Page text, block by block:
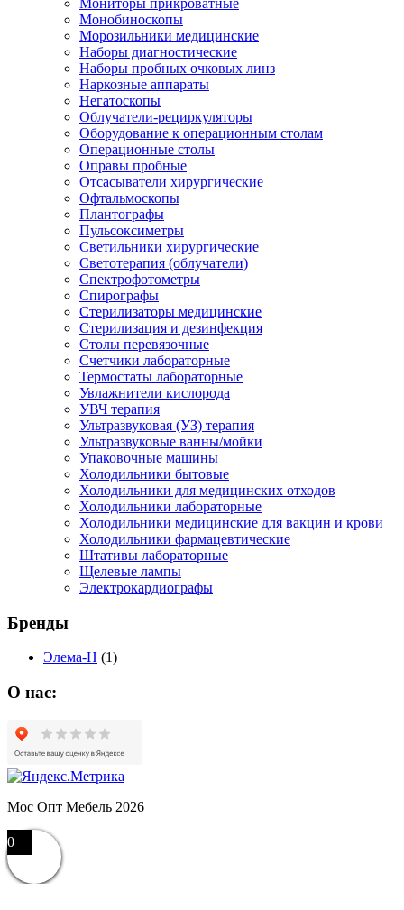
Мониторы прикроватные
Монобиноскопы
Морозильники медицинские
Наборы диагностические
Наборы пробных очковых линз
Наркозные аппараты
Негатоскопы
Облучатели-рециркуляторы
Оборудование к операционным столам
Операционные столы
Оправы пробные
Отсасыватели хирургические
Офтальмоскопы
Плантографы
Пульсоксиметры
Светильники хирургические
Светотерапия (облучатели)
Спектрофотометры
Спирографы
Стерилизаторы медицинские
Стерилизация и дезинфекция
Столы перевязочные
Счетчики лабораторные
Термостаты лабораторные
Увлажнители кислорода
УВЧ терапия
Ультразвуковая (УЗ) терапия
Ультразвуковые ванны/мойки
Упаковочные машины
Холодильники бытовые
Холодильники для медицинских отходов
Холодильники лабораторные
Холодильники медицинские для вакцин и крови
Холодильники фармацевтические
Штативы лабораторные
Щелевые лампы
Электрокардиографы
Бренды
Элема-Н (1)
О нас:
Мос Опт Мебель 2026
0